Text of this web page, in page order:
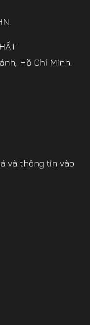
Hồ Chí Minh.
và thông tin vào